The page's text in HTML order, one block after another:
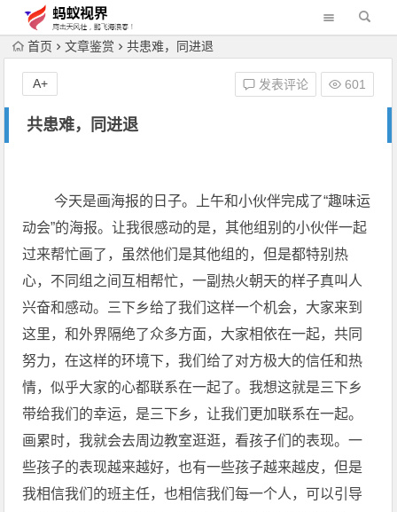
首页 文章鉴赏 共患难，同进退
共患难，同进退
发表评论 601
A+
今天是画海报的日子。上午和小伙伴完成了“趣味运
动会”的海报。让我很感动的是，其他组别的小伙伴一起
过来帮忙画了，虽然他们是其他组的，但是都特别热
心，不同组之间互相帮忙，一副热火朝天的样子真叫人
兴奋和感动。三下乡给了我们这样一个机会，大家来到
这里，和外界隔绝了众多方面，大家相依在一起，共同
努力，在这样的环境下，我们给了对方极大的信任和热
情，似乎大家的心都联系在一起了。我想这就是三下乡
带给我们的幸运，是三下乡，让我们更加联系在一起。
画累时，我就会去周边教室逛逛，看孩子们的表现。一
些孩子的表现越来越好，也有一些孩子越来越皮，但是
我相信我们的班主任，也相信我们每一个人，可以引导